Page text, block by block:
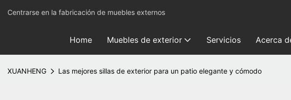
Centrarse en la fabricación de muebles externos
Home Muebles de exterior Servicios Acerca
XUANHENG Las mejores sillas de exterior para un patio elegante y cómodo